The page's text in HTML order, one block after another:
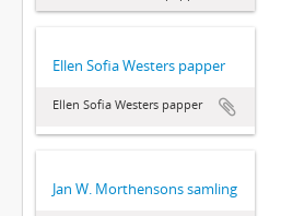
Ellen Sofia Westers papper
Ellen Sofia Westers papper
Jan W. Morthensons samling